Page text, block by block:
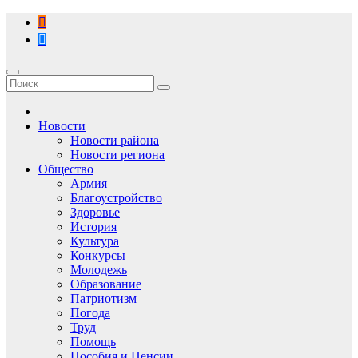
Перейти
содержимому
Новости
Новости района
Новости региона
Общество
Армия
Благоустройство
Здоровье
История
Культура
Конкурсы
Молодежь
Образование
Патриотизм
Погода
Труд
Помощь